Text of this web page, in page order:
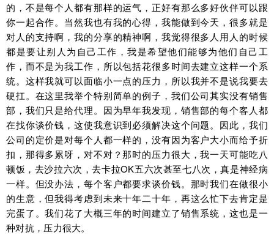
的，不是每个人都有那样的运气，正好有那么多好伙伴可以跟
你一起合作。当然我也有我的心得，我能做到今天，很多就是
对人的支持啊，我的分享的精神啊，我觉得很多人用人的时候
都是要让别人为自己工作，我是希望他们能够为他们自己工
作，而不是为我工作，所以包括花很多时间去建立这样一个系
统。这样我就可以面临小一点的压力，所以我并不是说我要去
硬扛。在这里我举个特别简单的例子，我们公司其实没有销售
部，我们只是给代理。因为早年我发现，销售部的每个客人都
在找你谈价钱，这使我意识到必须解决这个问题。因此，我们
公司的定价是对每个人都一样的，没有因为客户大小而给予折
扣，那得多累呀，对不对？那时的压力很大，我一天可能吃八
顿饭，去沙拉六次，去卡拉OK五六次甚至七八次，真是神经病
一样。但没办法，每个客户都要求谈价钱。那时我们在做很小
的生意，但我得考虑到未来十年二十年，再这么忙下去肯定是
完蛋了。我们花了大概三年的时间建立了销售系统，这也是一
种对抗，压力很大。